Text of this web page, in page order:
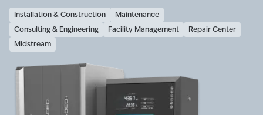
Installation & Construction
Maintenance
Consulting & Engineering
Facility Management
Repair Center
Midstream